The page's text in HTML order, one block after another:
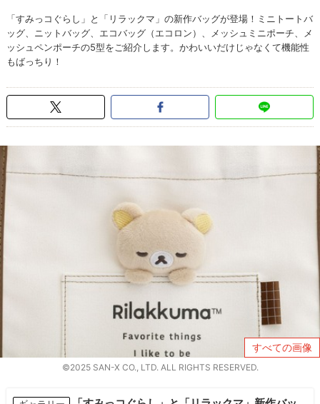
「すみっコぐらし」と「リラックマ」の新作バッグが登場！ミニトートバ
ッグ、ニットバッグ、エコバッグ（エコロン）、メッシュミニポーチ、メ
ッシュペンポーチの5型をご紹介します。かわいいだけじゃなくて機能性
もばっちり！
すべての画像
©2025 SAN-X CO., LTD. ALL RIGHTS RESERVED.